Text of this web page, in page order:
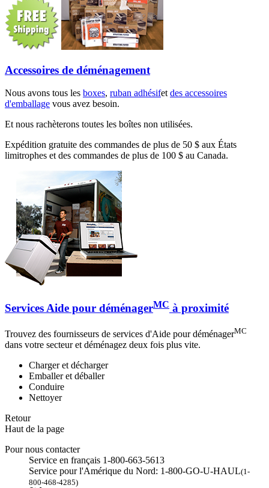
Accessoires de déménagement
Nous avons tous les boxes, ruban adhésifetdes accessoires
d'emballage vous avez besoin.
Et nous rachèterons toutes les boîtes non utilisées.
Expédition gratuite des commandes de plus de 50 $ aux États
limitrophes et des commandes de plus de 100 $ au Canada.
Services Aide pour déménagerMC à proximité
Trouvez des fournisseurs de services d'Aide pour déménagerMC
dans votre secteur et déménagez deux fois plus vite.
Charger et décharger
Emballer et déballer
Conduire
Nettoyer
Retour
Haut de la page
Pour nous contacter
Service en français 1-800-663-5613
Service pour l'Amérique du Nord: 1-800-GO-U-HAUL(1-
800-468-4285)